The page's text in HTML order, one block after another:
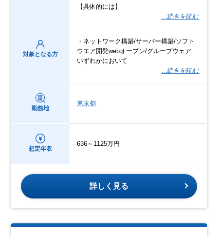
【具体的には】
…続きを読む
対象となる方
・ネットワーク構築/サーバー構築/ソフト
ウエア開発webオープン/グループウェア
いずれかにおいて
…続きを読む
勤務地
東京都
想定年収
636～1125万円
詳しく見る